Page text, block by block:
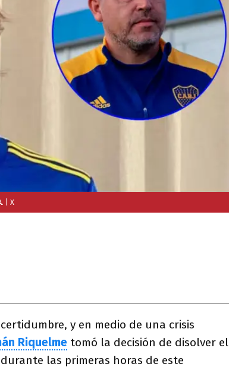
| X
y en medio de una crisis
Riquelme tomó la decisión de disolver el
durante las primeras horas de este